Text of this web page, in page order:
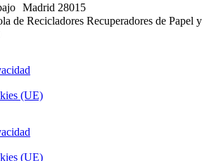
Madrid 28015
de Recicladores Recuperadores de Papel y
(UE)
(UE)